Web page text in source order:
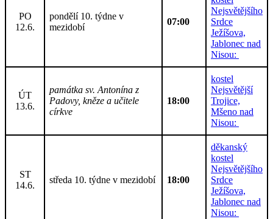
PO
12.6.
pondělí 10. týdne v
mezidobí
07:00
Nejsvětějšího
Srdce
Ježíšova,
Jablonec nad
Nisou:
ÚT
13.6.
památka sv. Antonína z
Padovy, kněze a učitele
církve
18:00
kostel
Nejsvětější
Trojice,
Mšeno nad
Nisou:
ST
14.6.
středa 10. týdne v mezidobí 18:00
děkanský
kostel
Nejsvětějšího
Srdce
Ježíšova,
Jablonec nad
Nisou: